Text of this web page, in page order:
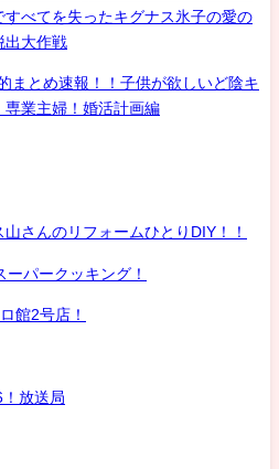
べてを失ったキグナス氷子の愛の
出大作戦
まとめ速報！！子供が欲しいど陰キ
専業主婦！婚活計画編
さんのリフォームひとりDIY！！
パークッキング！
館2号店！
放送局